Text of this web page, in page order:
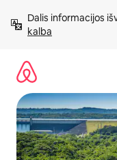
prie
turinio
Dalis informacijos
kalba